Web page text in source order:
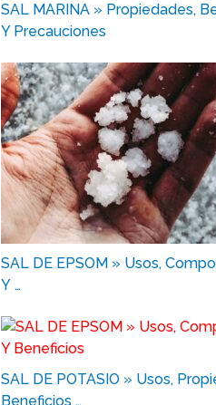
SAL MARINA » Propiedades,
Y Precauciones
SAL DE EPSOM » Usos,
Y …
SAL DE POTASIO » Usos,
Beneficios …